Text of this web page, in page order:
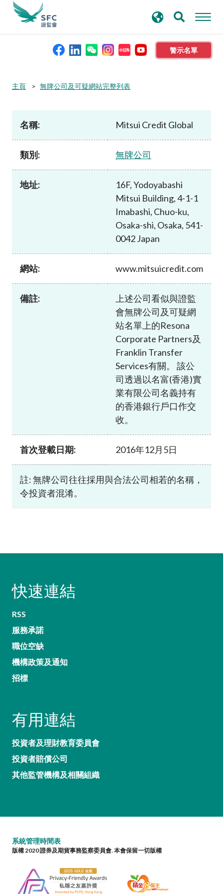
警示名單
本會簡介
規則及標準
資料庫
尋
主頁 無牌公司及可疑網站完整列表
名稱: Mitsui Credit Global
類別: 無牌公司
地址:
16F, Yodoyabashi
Mitsui Building, 4-1-1
Imabashi, Chuo-ku,
Osaka-shi, Osaka, 541-
0042 Japan
網站: www.mitsuicredit.com
備註:
上述公司看似與證監
會無牌公司及可疑網
站名單上的Resona
Corporate Partners及
Franklin Transfer
Services有關。 該公
司透過以名富(香港)實
業有限公司名義持有
的香港銀行戶口作交
收。
首次登載日期: 2016年12月5日
註: 無牌公司往往採用與合法公司相若的名稱，
令投資者混淆。
快速連結
RSS
服務承諾
職位空缺
機構政策及通知
招標
有用連結
投資者及理財教育委員會
投資者賠償公司
其他監管機構及相關組織
系統管理時間表
版權 2020 證券及期貨事務監察委員會. 本會保留一切版權